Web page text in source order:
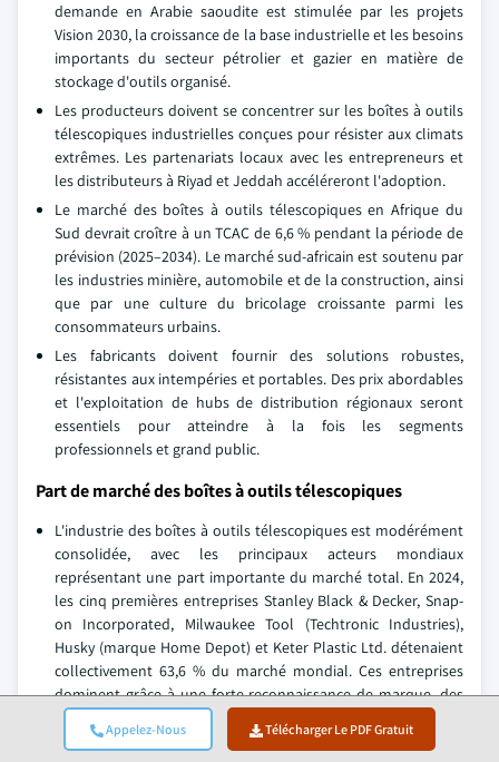
Appelez-Nous Télécharger Le PDF Gratuit
demande en Arabie saoudite est stimulée par les projets
Vision 2030, la croissance de la base industrielle et les besoins
importants du secteur pétrolier et gazier en matière de
stockage d'outils organisé.
Les producteurs doivent se concentrer sur les boîtes à outils
télescopiques industrielles conçues pour résister aux climats
extrêmes. Les partenariats locaux avec les entrepreneurs et
les distributeurs à Riyad et Jeddah accéléreront l'adoption.
Le marché des boîtes à outils télescopiques en Afrique du
Sud devrait croître à un TCAC de 6,6 % pendant la période de
prévision (2025–2034). Le marché sud-africain est soutenu par
les industries minière, automobile et de la construction, ainsi
que par une culture du bricolage croissante parmi les
consommateurs urbains.
Les fabricants doivent fournir des solutions robustes,
résistantes aux intempéries et portables. Des prix abordables
et l'exploitation de hubs de distribution régionaux seront
essentiels pour atteindre à la fois les segments
professionnels et grand public.
Part de marché des boîtes à outils télescopiques
L'industrie des boîtes à outils télescopiques est modérément
consolidée, avec les principaux acteurs mondiaux
représentant une part importante du marché total. En 2024,
les cinq premières entreprises Stanley Black & Decker, Snap-
on Incorporated, Milwaukee Tool (Techtronic Industries),
Husky (marque Home Depot) et Keter Plastic Ltd. détenaient
collectivement 63,6 % du marché mondial. Ces entreprises
dominent grâce à une forte reconnaissance de marque, des
réseaux de distribution étendus et une innovation continue
des produits de stockage.